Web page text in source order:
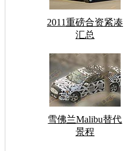
2011重磅合资紧凑
汇总
雪佛兰Malibu替代
景程